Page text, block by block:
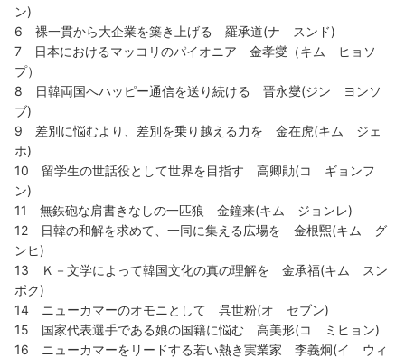
ン)
6 裸一貫から大企業を築き上げる 羅承道(ナ スンド)
7 日本におけるマッコリのパイオニア 金孝燮（キム ヒョソ
プ）
8 日韓両国へハッピー通信を送り続ける 晋永燮(ジン ヨンソ
ブ)
9 差別に悩むより、差別を乗り越える力を 金在虎(キム ジェ
ホ)
10 留学生の世話役として世界を目指す 高卿勛(コ ギョンフ
ン)
11 無鉄砲な肩書きなしの一匹狼 金鐘来(キム ジョンレ)
12 日韓の和解を求めて、一同に集える広場を 金根煕(キム グ
ンヒ)
13 Ｋ－文学によって韓国文化の真の理解を 金承福(キム スン
ボク)
14 ニューカマーのオモニとして 呉世粉(オ セブン)
15 国家代表選手である娘の国籍に悩む 高美形(コ ミヒョン)
16 ニューカマーをリードする若い熱き実業家 李義炯(イ ウィ